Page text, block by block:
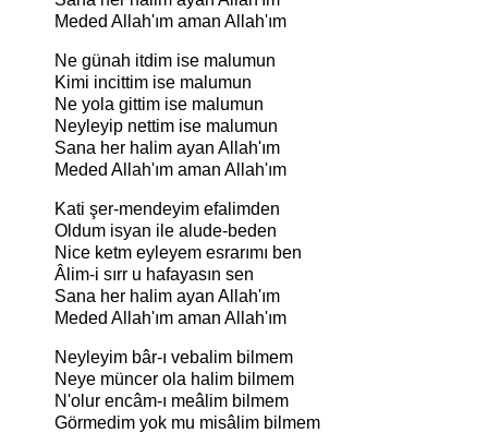
Meded Allah'ım aman Allah'ım
Ne günah itdim ise malumun
Kimi incittim ise malumun
Ne yola gittim ise malumun
Neyleyip nettim ise malumun
Sana her halim ayan Allah'ım
Meded Allah'ım aman Allah'ım
Kati şer-mendeyim efalimden
Oldum isyan ile alude-beden
Nice ketm eyleyem esrarımı ben
Âlim-i sırr u hafayasın sen
Sana her halim ayan Allah'ım
Meded Allah'ım aman Allah'ım
Neyleyim bâr-ı vebalim bilmem
Neye müncer ola halim bilmem
N'olur encâm-ı meâlim bilmem
Görmedim yok mu misâlim bilmem